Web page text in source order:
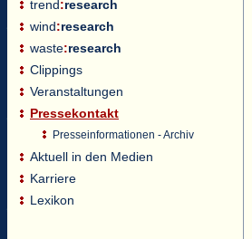
trend:research
wind:research
waste:research
Clippings
Veranstaltungen
Pressekontakt
Presseinformationen - Archiv
Aktuell in den Medien
Karriere
Lexikon